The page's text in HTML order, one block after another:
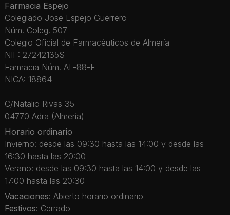
Farmacia Espejo
Colegiado Jose Espejo Guerrero
Núm. Coleg. 507
Colegio Oficial de Farmacéuticos de Almería
NIF: 27242135S
Farmacia Núm. AL-88-F
NICA: 18864
C/Natalio Rivas 35
04770 Adra (Almería)
Horario ordinario
Invierno: desde las 09:30 hasta las 14:00 y desde las
16:30 hasta las 20:00
Verano: desde las 09:30 hasta las 14:00 y desde las
17:00 hasta las 20:30
Vacaciones: Abierto horario ordinario
Festivos: Cerrado